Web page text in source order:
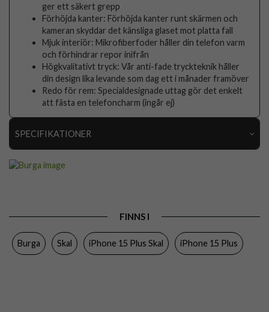
ger ett säkert grepp
Förhöjda kanter: Förhöjda kanter runt skärmen och
kameran skyddar det känsliga glaset mot platta fall
Mjuk interiör: Mikrofiberfoder håller din telefon varm
och förhindrar repor inifrån
Högkvalitativt tryck: Vår anti-fade tryckteknik håller
din design lika levande som dag ett i månader framöver
Redo för rem: Specialdesignade uttag gör det enkelt
att fästa en telefoncharm (ingår ej)
SPECIFIKATIONER
Färg Flerfärgad
FINNS I
Burga Skal iPhone 15 Plus Skal iPhone 15 Plus